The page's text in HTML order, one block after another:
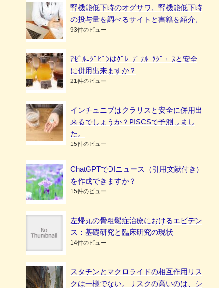
腎機能低下時のオグサワ。腎機能低下時
の投与量を調べるサイトと書籍を紹介。
93件のビュー
ｱｾﾞﾙﾆｼﾞﾋﾟﾝはｸﾞﾚｰﾌﾟﾌﾙｰﾂｼﾞｭｰｽと安全
に併用出来ますか？
21件のビュー
インチュニブはクラリスと安全に併用出
来るでしょうか？PISCSで予測しまし
た。
15件のビュー
ChatGPTでDIニュース（引用文献付き）
を作成できますか？
15件のビュー
左帰丸の骨粗鬆症治療におけるエビデン
ス：基礎研究と臨床研究の現状
14件のビュー
スタチンとマクロライドの相互作用リス
クは一様でない。リスクの高いのは、シ